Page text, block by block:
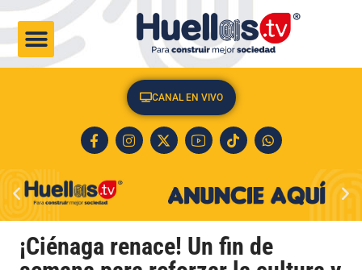
CANAL EN VIVO
¡Ciénaga renace! Un fin de